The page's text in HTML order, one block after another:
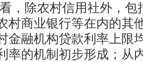
，除农村信用社外，包
村商业银行等在内的其
金融机构贷款利率上限
率的机制初步形成；从